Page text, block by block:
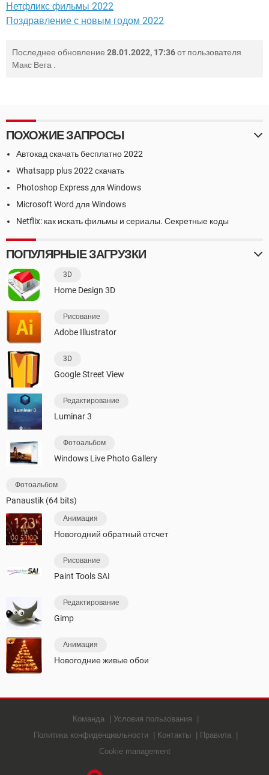
Нетфликс фильмы 2022
Поздравление с новым годом 2022
Последнее обновление 28.01.2022, 17:36от пользователя
Макс Вега .
ПОХОЖИЕ ЗАПРОСЫ
Автокад скачать бесплатно 2022
Whatsapp plus 2022 скачать
Photoshop Express для Windows
Microsoft Word для Windows
Netflix: как искать фильмы и сериалы. Секретные коды
ПОПУЛЯРНЫЕ ЗАГРУЗКИ
3D
Home Design 3D
Рисование
Adobe Illustrator
3D
Google Street View
Редактирование
Luminar 3
Фотоальбом
Windows Live Photo Gallery
Фотоальбом
Panaustik (64 bits)
Анимация
Новогодний обратный отсчет
Рисование
Paint Tools SAI
Редактирование
Gimp
Анимация
Новогодние живые обои
Команда
Условия пользования
Политика конфиденциальности
Контакты
Правила
Cookie management